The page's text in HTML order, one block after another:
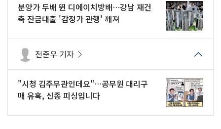
분양가 두배 뛴 디에이치방배…강남 재건
축 잔금대출 '감정가 관행' 깨져
전준우 기자
"시청 김주무관인데요"…공무원 대리구
매 유혹, 신종 피싱입니다